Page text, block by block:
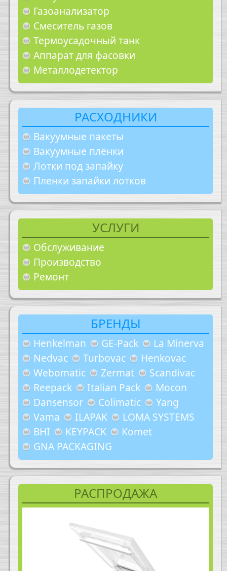
Газоанализатор
Смеситель газов
Термоусадочный танк
Аппарат для фасовки
Металлодетектор
РАСХОДНИКИ
Вакуумные пакеты
Вакуумные плёнки
Лотки под запайку
Пленки запайки лотков
УСЛУГИ
Обслуживание
Производство
Ремонт
БРЕНДЫ
Henkelman GE-Pack
La Minerva
Nedvac
Turbovac
Henkovac
Webomatic
Zermat
Scandivac
Reepack
Italian Pack
Mocon
Dansensor
Colimatic
Yang
Vama
ILAPAK
LOMA SYSTEMS
BHI
KEYPACK
Komet
GNA PACKAGING
РАСПРОДАЖА